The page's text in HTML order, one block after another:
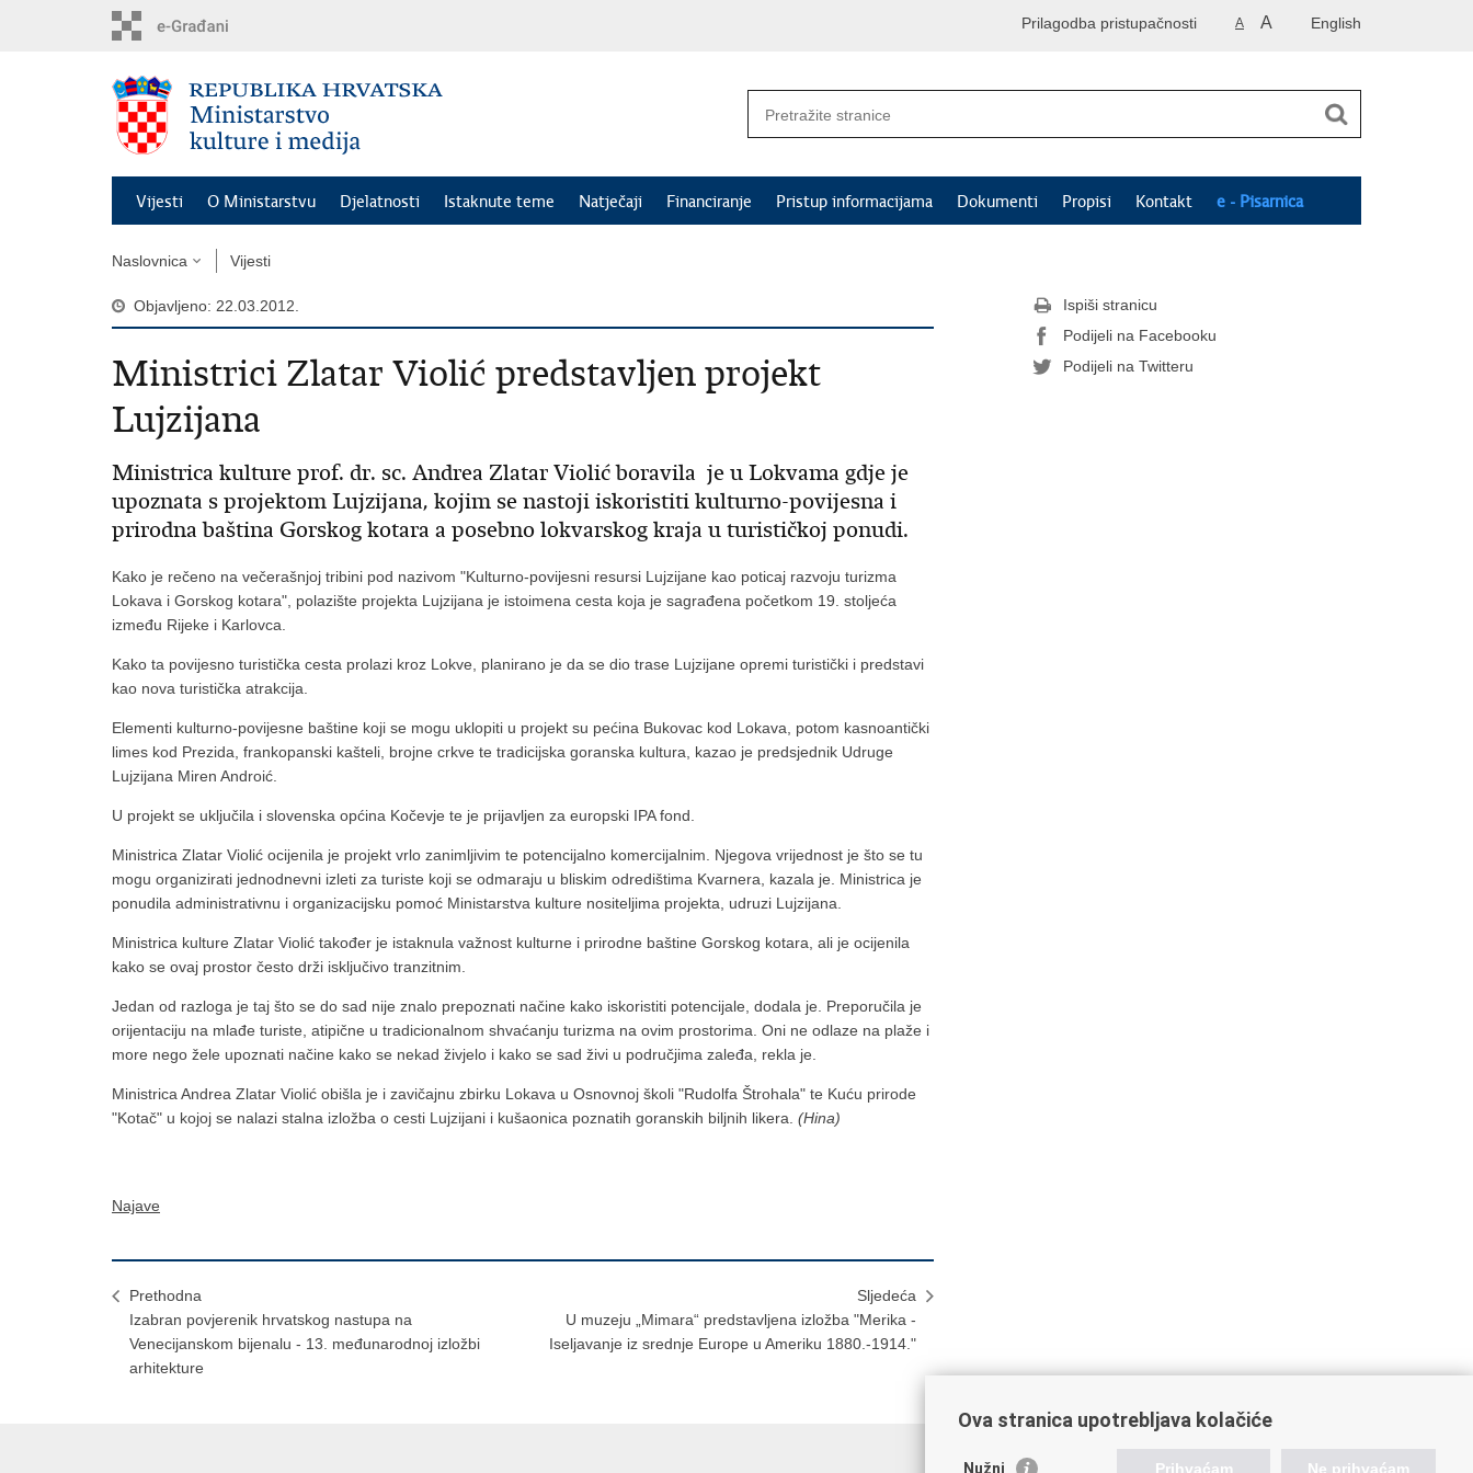
English
A A
Prilagodba pristupačnosti
Vijesti O Ministarstvu Djelatnosti Istaknute teme Natječaji Financiranje Pristup informacijama Dokumenti Propisi Kontakt e - Pisarnica
Naslovnica Vijesti
Objavljeno: 22.03.2012.
Ministrici Zlatar Violić predstavljen projekt
Lujzijana
Ministrica kulture prof. dr. sc. Andrea Zlatar Violić boravila je u Lokvama gdje je
upoznata s projektom Lujzijana, kojim se nastoji iskoristiti kulturno-povijesna i
prirodna baština Gorskog kotara a posebno lokvarskog kraja u turističkoj ponudi.
Kako je rečeno na večerašnjoj tribini pod nazivom "Kulturno-povijesni resursi Lujzijane kao poticaj razvoju turizma
Lokava i Gorskog kotara", polazište projekta Lujzijana je istoimena cesta koja je sagrađena početkom 19. stoljeća
između Rijeke i Karlovca.
Kako ta povijesno turistička cesta prolazi kroz Lokve, planirano je da se dio trase Lujzijane opremi turistički i predstavi
kao nova turistička atrakcija.
Elementi kulturno-povijesne baštine koji se mogu uklopiti u projekt su pećina Bukovac kod Lokava, potom kasnoantički
limes kod Prezida, frankopanski kašteli, brojne crkve te tradicijska goranska kultura, kazao je predsjednik Udruge
Lujzijana Miren Androić.
U projekt se uključila i slovenska općina Kočevje te je prijavljen za europski IPA fond.
Ministrica Zlatar Violić ocijenila je projekt vrlo zanimljivim te potencijalno komercijalnim. Njegova vrijednost je što se tu
mogu organizirati jednodnevni izleti za turiste koji se odmaraju u bliskim odredištima Kvarnera, kazala je. Ministrica je
ponudila administrativnu i organizacijsku pomoć Ministarstva kulture nositeljima projekta, udruzi Lujzijana.
Ministrica kulture Zlatar Violić također je istaknula važnost kulturne i prirodne baštine Gorskog kotara, ali je ocijenila
kako se ovaj prostor često drži isključivo tranzitnim.
Jedan od razloga je taj što se do sad nije znalo prepoznati načine kako iskoristiti potencijale, dodala je. Preporučila je
orijentaciju na mlađe turiste, atipične u tradicionalnom shvaćanju turizma na ovim prostorima. Oni ne odlaze na plaže i
more nego žele upoznati načine kako se nekad živjelo i kako se sad živi u područjima zaleđa, rekla je.
Ministrica Andrea Zlatar Violić obišla je i zavičajnu zbirku Lokava u Osnovnoj školi "Rudolfa Štrohala" te Kuću prirode
"Kotač" u kojoj se nalazi stalna izložba o cesti Lujzijani i kušaonica poznatih goranskih biljnih likera. (Hina)
Najave
Prethodna
Izabran povjerenik hrvatskog nastupa na
Venecijanskom bijenalu - 13. međunarodnoj izložbi
arhitekture
Sljedeća
U muzeju „Mimara“ predstavljena izložba "Merika -
Iseljavanje iz srednje Europe u Ameriku 1880.-1914."
Ispiši stranicu
Podijeli na Facebooku
Podijeli na Twitteru
Ova stranica upotrebljava kolačiće
Nužni Prihvaćam Ne prihvaćam